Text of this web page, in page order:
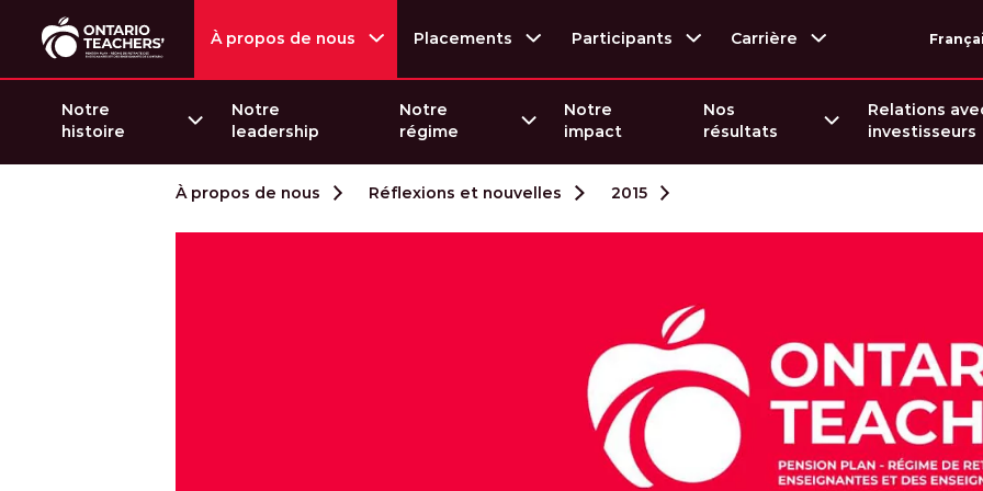
À propos de nous Placements Participants Carrière
Notre
histoire
Notre
leadership
Notre
régime
Notre
impact
Nos
résultats
Relations
investisseurs
À propos de nous Réflexions et nouvelles 2015